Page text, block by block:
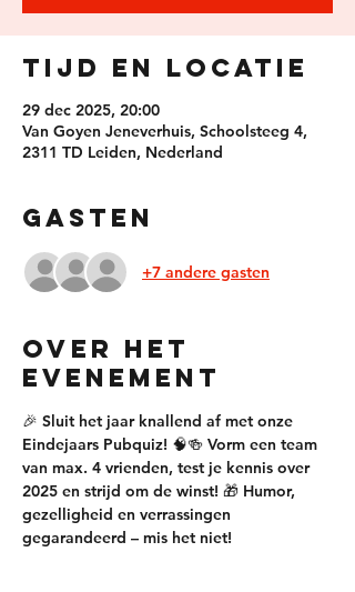
Tijd en locatie
29 dec 2025, 20:00
Van Goyen Jeneverhuis, Schoolsteeg 4,
2311 TD Leiden, Nederland
Gasten
+7 andere gasten
Over het
evenement
🎉 Sluit het jaar knallend af met onze
Eindejaars Pubquiz! 🧠🍻 Vorm een team
van max. 4 vrienden, test je kennis over
2025 en strijd om de winst! 🎁 Humor,
gezelligheid en verrassingen
gegarandeerd – mis het niet!